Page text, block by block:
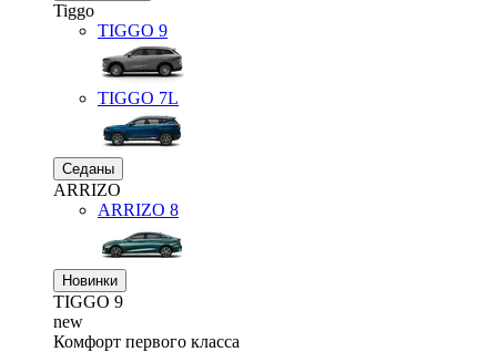
Tiggo
TIGGO 9
TIGGO 7L
Седаны
ARRIZO
ARRIZO 8
Новинки
TIGGO 9
new
Комфорт первого класса